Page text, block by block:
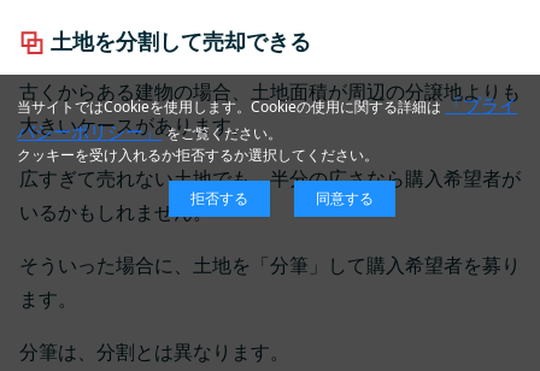
土地を分割して売却できる
古くからある建物の場合、土地面積が周辺の分譲地よりも
大きいケースがあります。
広すぎて売れない土地でも、半分の広さなら購入希望者が
いるかもしれません。
そういった場合に、土地を「分筆」して購入希望者を募り
ます。
分筆は、分割とは異なります。
当サイトではCookieを使用します。Cookieの使用に関する詳細は「プライ
バシーポリシー」 をご覧ください。
クッキーを受け入れるか拒否するか選択してください。
拒否する 同意する